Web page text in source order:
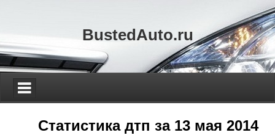
BustedAuto.ru
Статистика дтп за 13 мая 2014